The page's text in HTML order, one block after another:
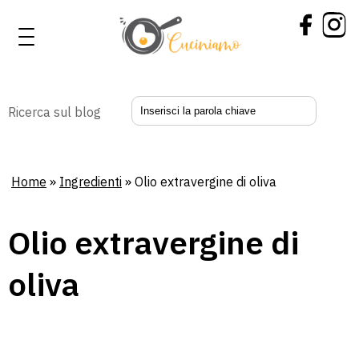
Ricerca sul blog
Home » Ingredienti » Olio extravergine di oliva
Olio extravergine di
oliva